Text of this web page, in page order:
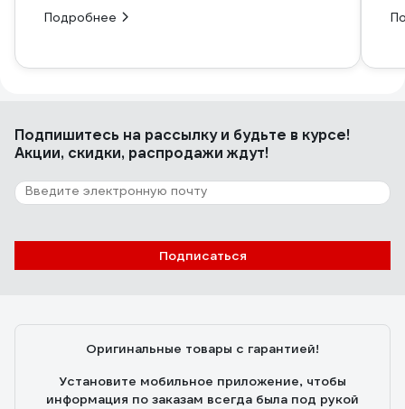
Подробнее
Подпишитесь на рассылкуи будьте в курсе!
Акции, скидки, распродажи ждут!
Подписаться
Оригинальные товары с гарантией!
Установите мобильное приложение, чтобы
информация по заказам всегда была под рукой